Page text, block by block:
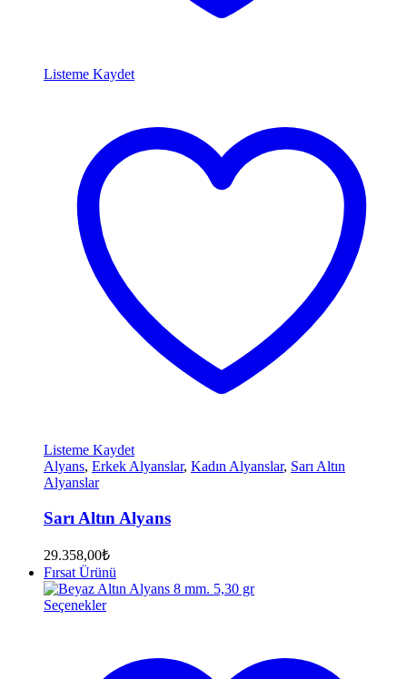
Listeme Kaydet
Listeme Kaydet
Alyans, Erkek Alyanslar, Kadın Alyanslar, Sarı Altın
Alyanslar
Sarı Altın Alyans
29.358,00₺
Fırsat Ürünü
Seçenekler